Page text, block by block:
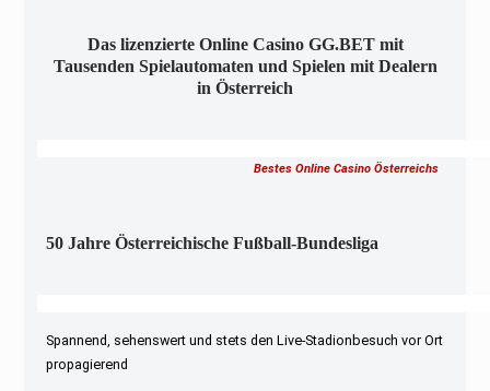
Das lizenzierte Online Casino GG.BET mit
Tausenden Spielautomaten und Spielen mit Dealern
in Österreich
Bestes Online Casino Österreichs
50 Jahre Österreichische Fußball-Bundesliga
Spannend, sehenswert und stets den Live-Stadionbesuch vor Ort
propagierend